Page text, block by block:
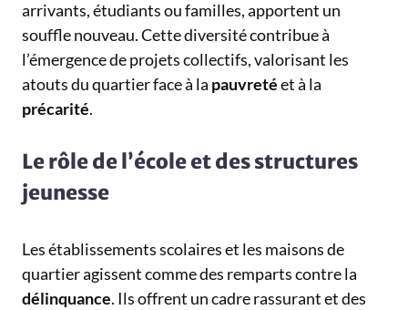
arrivants, étudiants ou familles, apportent un
souffle nouveau. Cette diversité contribue à
l’émergence de projets collectifs, valorisant les
atouts du quartier face à la pauvretéet à la
précarité.
Le rôle de l’école et des structures
jeunesse
Les établissements scolaires et les maisons de
quartier agissent comme des remparts contre la
délinquance. Ils offrent un cadre rassurant et des